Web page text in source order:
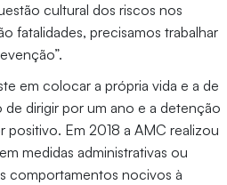
cultural dos riscos nos
fatalidades, precisamos trabalhar
em colocar a própria vida e a de
dirigir por um ano e a detenção
Em 2018 a AMC realizou
medidas administrativas ou
comportamentos nocivos à